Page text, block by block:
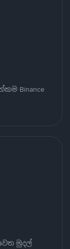
Binance
මුදල්